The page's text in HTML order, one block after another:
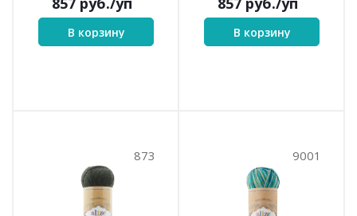
В корзину В корзину
873 9001